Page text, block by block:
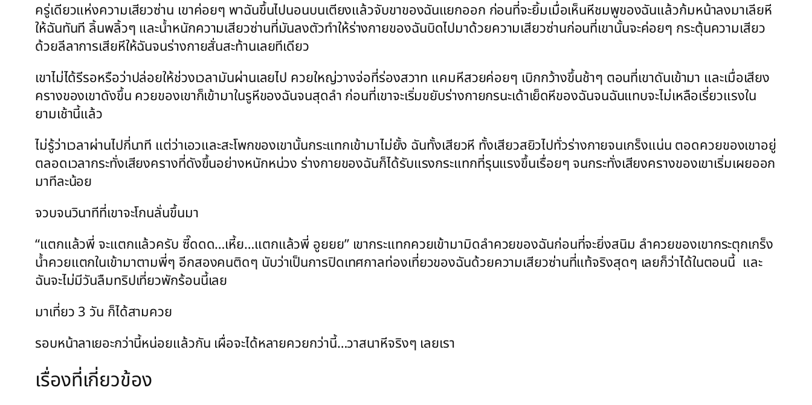
ครู่เดียวแห่งความเสียวซ่าน เขาค่อยๆ พาฉันขึ้นไปนอนบนเตียงแล้วจับขาของฉันแยกออก ก่อนที่จะยิ้มเมื่อเห็นหีชมพูของฉันแล้วก้มหน้าลงมาเลียหี
ให้ฉันทันที ลิ้นพลิ้วๆ และน้ำหนักความเสียวซ่านที่มันลงตัวทำให้ร่างกายของฉันบิดไปมาด้วยความเสียวซ่านก่อนที่เขานั้นจะค่อยๆ กระตุ้นความเสียว
ด้วยลีลาการเสียหีให้ฉันจนร่างกายสั่นสะท้านเลยทีเดียว
เขาไม่ได้รีรอหรือว่าปล่อยให้ช่วงเวลามันผ่านเลยไป ควยใหญ่วางจ่อที่ร่องสวาท แคมหีสวยค่อยๆ เบิกกว้างขึ้นช้าๆ ตอนที่เขาดันเข้ามา และเมื่อเสียง
ครางของเขาดังขึ้น ควยของเขาก็เข้ามาในรูหีของฉันจนสุดลำ ก่อนที่เขาจะเริ่มขยับร่างกายกรนะเด้าเย็ดหีของฉันจนฉันแทบจะไม่เหลือเรี่ยวแรงใน
ยามเช้านี้แล้ว
ไม่รู้ว่าเวลาผ่านไปกี่นาที แต่ว่าเอวและสะโพกของเขานั้นกระแทกเข้ามาไม่ยั้ง ฉันทั้งเสียวหี ทั้งเสียวสยิวไปทั่วร่างกายจนเกร็งแน่น ตอดควยของเขาอยู่
ตลอดเวลากระทั่งเสียงครางที่ดังขึ้นอย่างหนักหน่วง ร่างกายของฉันก็ได้รับแรงกระแทกที่รุนแรงขึ้นเรื่อยๆ จนกระทั่งเสียงครางของเขาเริ่มเผยออก
มาทีละน้อย
จวบจนวินาทีที่เขาจะโกนลั่นขึ้นมา
“แตกแล้วพี่ จะแตกแล้วครับ ซี๊ดดด…เหี้ย…แตกแล้วพี่ อูยยย” เขากระแทกควยเข้ามามิดลำควยของฉันก่อนที่จะยิ่งสนิม ลำควยของเขากระตุกเกร็ง
น้ำควยแตกในเข้ามาตามพี่ๆ อีกสองคนติดๆ นับว่าเป็นการปิดเทศกาลท่องเที่ยวของฉันด้วยความเสียวซ่านที่แท้จริงสุดๆ เลยก็ว่าได้ในตอนนี้ และ
ฉันจะไม่มีวันลืมทริปเที่ยวพักร้อนนี้เลย
มาเที่ยว 3 วัน ก็ได้สามควย
รอบหน้าลาเยอะกว่านี้หน่อยแล้วกัน เผื่อจะได้หลายควยกว่านี้…วาสนาหีจริงๆ เลยเรา
เรื่องที่เกี่ยวข้อง